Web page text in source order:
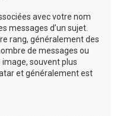
avec votre nom
messages d’un sujet.
rang, généralement des
de messages ou
souvent plus
et généralement est